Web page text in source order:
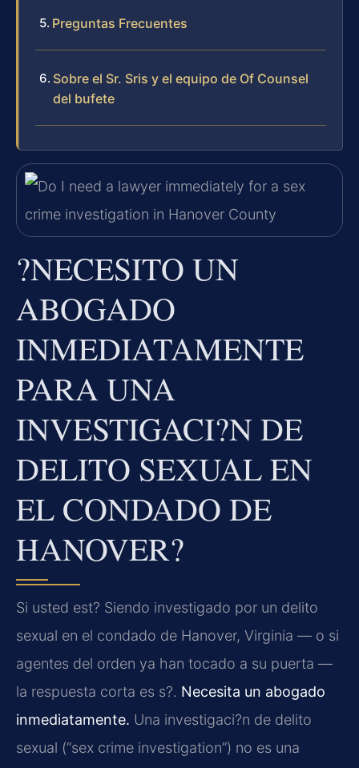
Preguntas Frecuentes
Sobre el Sr. Sris y el equipo de Of Counsel
del bufete
?NECESITO UN
ABOGADO
INMEDIATAMENTE
PARA UNA
INVESTIGACI?N DE
DELITO SEXUAL EN
EL CONDADO DE
HANOVER?
Si usted est? Siendo investigado por un delito
sexual en el condado de Hanover, Virginia — o si
agentes del orden ya han tocado a su puerta —
la respuesta corta es s?. Necesita un abogado
inmediatamente. Una investigaci?n de delito
sexual (“sex crime investigation”) no es una